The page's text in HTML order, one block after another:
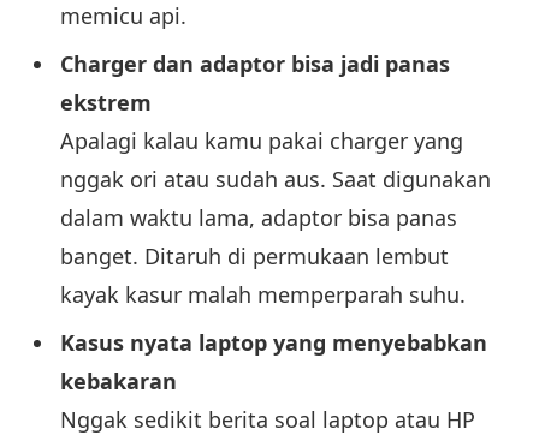
memicu api.
Charger dan adaptor bisa jadi panas
ekstrem
Apalagi kalau kamu pakai charger yang
nggak ori atau sudah aus. Saat digunakan
dalam waktu lama, adaptor bisa panas
banget. Ditaruh di permukaan lembut
kayak kasur malah memperparah suhu.
Kasus nyata laptop yang menyebabkan
kebakaran
Nggak sedikit berita soal laptop atau HP